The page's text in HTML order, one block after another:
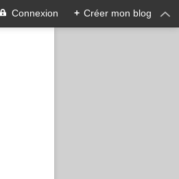
Connexion + Créer mon blog